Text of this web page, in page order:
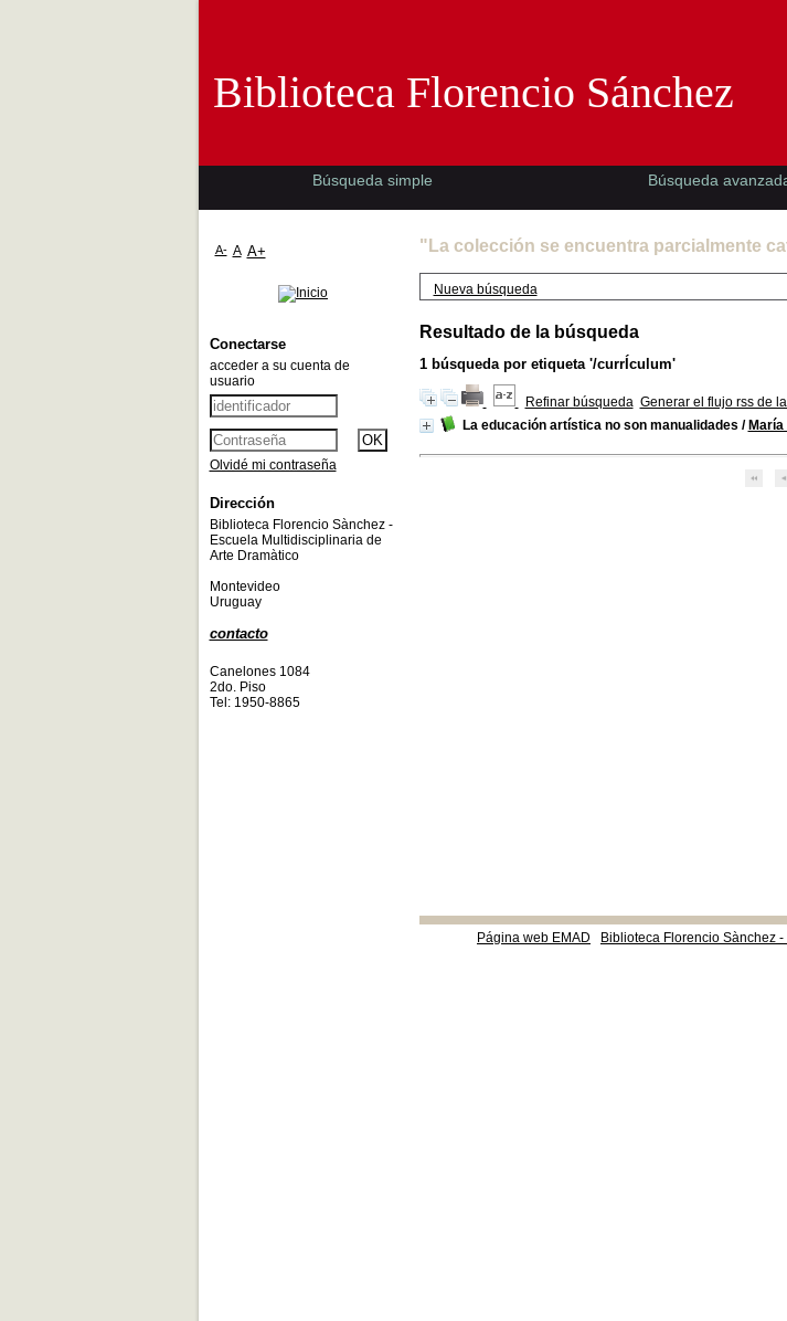
"La colección se encuentra parcialmente
Nueva búsqueda
Resultado de la búsqueda
1búsqueda por etiqueta '/currÍculum'
Refinar búsqueda Generar el flujo rss de
La educación artística no son manualidades /
Página web EMAD Biblioteca Florencio Sànchez
Biblioteca Florencio Sánchez
Búsqueda simple Búsqueda
A- A A+
Conectarse
acceder a su cuenta de
usuario
Olvidé mi contraseña
Dirección
Biblioteca Florencio Sànchez -
Escuela Multidisciplinaria de
Arte Dramàtico
Montevideo
Uruguay
contacto
Canelones 1084
2do. Piso
Tel: 1950-8865